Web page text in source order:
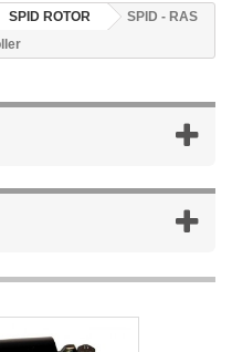
SPID ROTOR
SPID - RAS